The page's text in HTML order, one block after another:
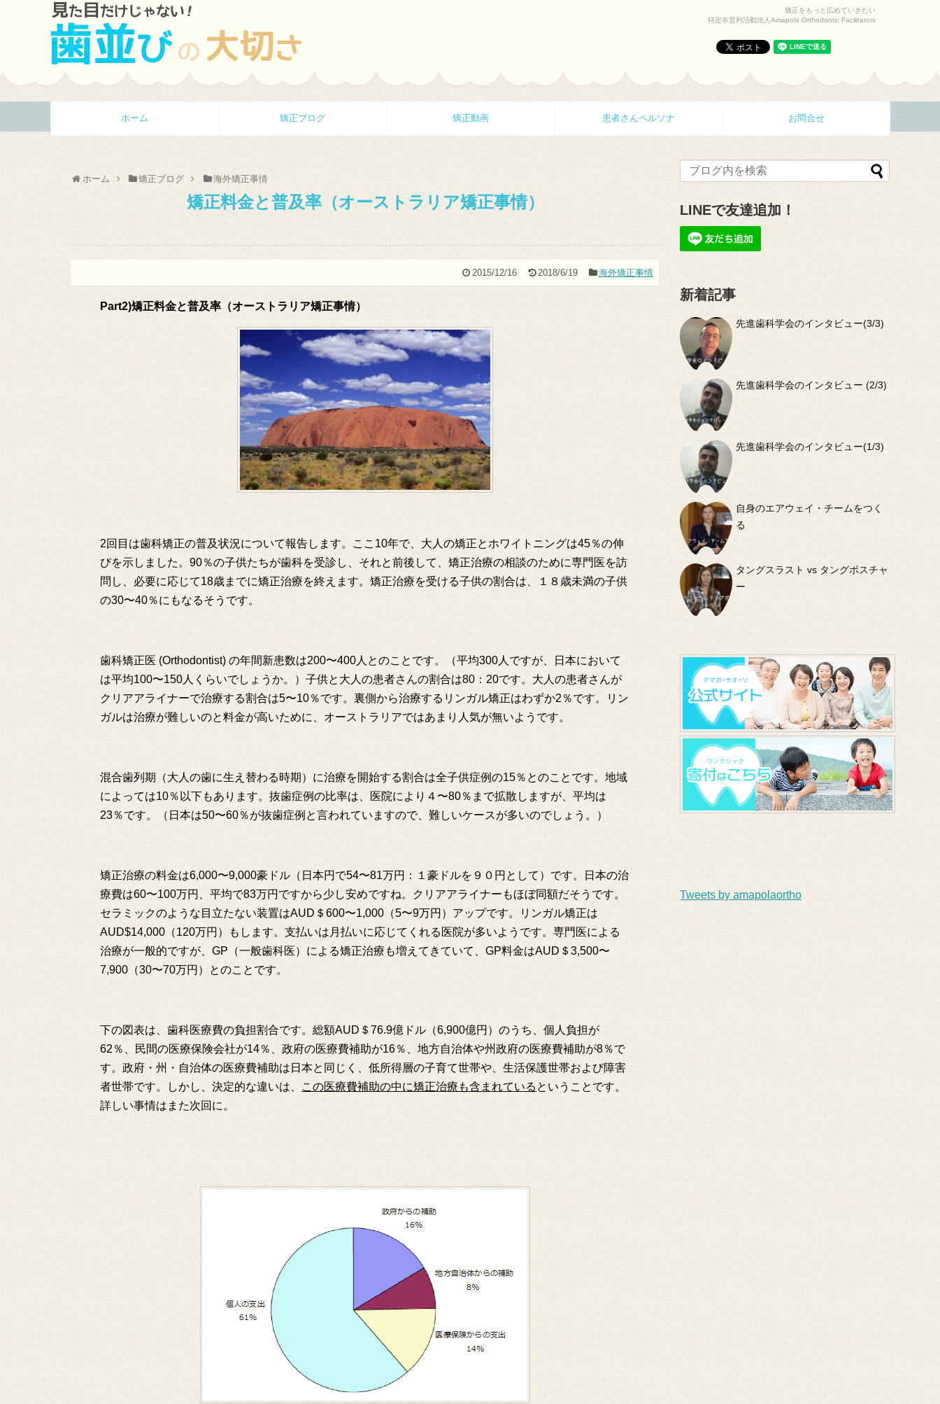
矯正をもっと広めていきたい
特定非営利活動法人Amapola Orthodontic Facilitators
ホーム 矯正ブログ 矯正動画 患者さんペルソナ お問合せ
ホーム 矯正ブログ 海外矯正事情
矯正料金と普及率（オーストラリア矯正事情）
2015/12/16 2018/6/19 海外矯正事情
Part2)矯正料金と普及率（オーストラリア矯正事情）
2回目は歯科矯正の普及状況について報告します。ここ10年で、大人の矯正とホワイトニングは45％の伸
びを示しました。90％の子供たちが歯科を受診し、それと前後して、矯正治療の相談のために専門医を訪
問し、必要に応じて18歳までに矯正治療を終えます。矯正治療を受ける子供の割合は、１８歳未満の子供
の30〜40％にもなるそうです。
歯科矯正医 (Orthodontist) の年間新患数は200〜400人とのことです。（平均300人ですが、日本において
は平均100〜150人くらいでしょうか。）子供と大人の患者さんの割合は80：20です。大人の患者さんが
クリアアライナーで治療する割合は5〜10％です。裏側から治療するリンガル矯正はわずか2％です。リン
ガルは治療が難しいのと料金が高いために、オーストラリアではあまり人気が無いようです。
混合歯列期（大人の歯に生え替わる時期）に治療を開始する割合は全子供症例の15％とのことです。地域
によっては10％以下もあります。抜歯症例の比率は、医院により４〜80％まで拡散しますが、平均は
23％です。（日本は50〜60％が抜歯症例と言われていますので、難しいケースが多いのでしょう。）
矯正治療の料金は6,000〜9,000豪ドル（日本円で54〜81万円：１豪ドルを９０円として）です。日本の治
療費は60〜100万円、平均で83万円ですから少し安めですね。クリアアライナーもほぼ同額だそうです。
セラミックのような目立たない装置はAUD＄600〜1,000（5〜9万円）アップです。リンガル矯正は
AUD$14,000（120万円）もします。支払いは月払いに応じてくれる医院が多いようです。専門医による
治療が一般的ですが、GP（一般歯科医）による矯正治療も増えてきていて、GP料金はAUD＄3,500〜
7,900（30〜70万円）とのことです。
下の図表は、歯科医療費の負担割合です。総額AUD＄76.9億ドル（6,900億円）のうち、個人負担が
62％、民間の医療保険会社が14％、政府の医療費補助が16％、地方自治体や州政府の医療費補助が8％で
す。政府・州・自治体の医療費補助は日本と同じく、低所得層の子育て世帯や、生活保護世帯および障害
者世帯です。しかし、決定的な違いは、
この医療費補助の中に矯正治療も含まれている ということです。
詳しい事情はまた次回に。
LINEで友達追加！
新着記事
先進歯科学会のインタビュー(3/3)
先進歯科学会のインタビュー (2/3)
先進歯科学会のインタビュー(1/3)
自身のエアウェイ・チームをつく
る
タングスラスト vs タングポスチャ
ー
Tweets by amapolaortho